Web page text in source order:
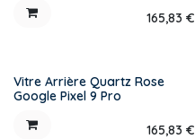
165,83 €
Vitre Arrière Quartz Rose
Google Pixel 9 Pro
165,83 €